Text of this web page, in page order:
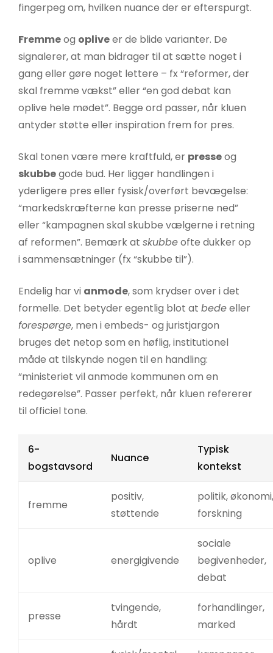
fingerpeg om, hvilken nuance der er efterspurgt.
Fremmeog opliveer de blide varianter. De
signalerer, at man bidrager til at sætte noget i
gang eller gøre noget lettere – fx “reformer, der
skal fremme vækst” eller “en god debat kan
oplive hele mødet”. Begge ord passer, når kluen
antyder støtte eller inspiration frem for pres.
Skal tonen være mere kraftfuld, er presseog
skubbegode bud. Her ligger handlingen i
yderligere pres eller fysisk/overført bevægelse:
“markedskræfterne kan presse priserne ned”
eller “kampagnen skal skubbe vælgerne i retning
af reformen”. Bemærk at skubbeofte dukker op
i sammensætninger (fx “skubbe til”).
Endelig har vi anmode, som krydser over i det
formelle. Det betyder egentlig blot at bedeeller
forespørge, men i embeds- og juristjargon
bruges det netop som en høflig, institutionel
måde at tilskynde nogen til en handling:
“ministeriet vil anmode kommunen om en
redegørelse”. Passer perfekt, når kluen refererer
til officiel tone.
6-
bogstavsord
Nuance
Typisk
kontekst
fremme
positiv,
støttende
politik, økonomi,
forskning
oplive energigivende
sociale
begivenheder,
debat
presse
tvingende,
hårdt
forhandlinger,
marked